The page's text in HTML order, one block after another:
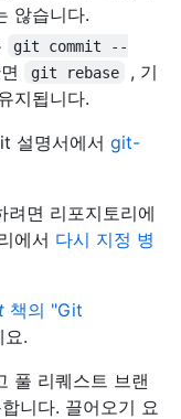
않습니다.
git commit --
git rebase
, 기
지됩니다.
설명서에서 git-
려면 리포지토리에
에서 다시 지정 병
책의 "Git
요.
풀 리퀘스트 브랜
니다. 끌어오기 요